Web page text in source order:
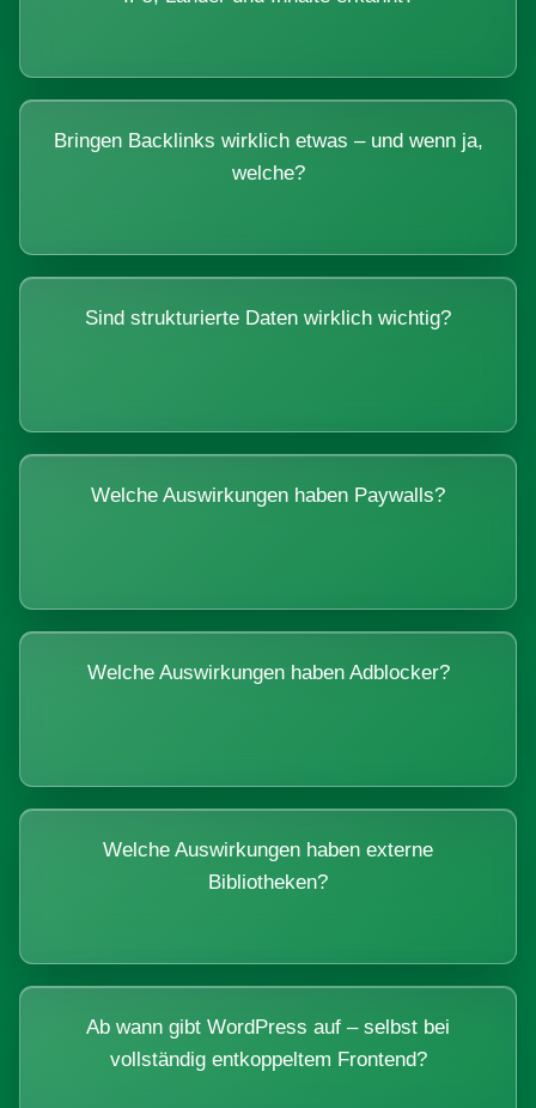
Bringen Backlinks wirklich etwas – und wenn ja,
welche?
Sind strukturierte Daten wirklich wichtig?
Welche Auswirkungen haben Paywalls?
Welche Auswirkungen haben Adblocker?
Welche Auswirkungen haben externe
Bibliotheken?
Ab wann gibt WordPress auf – selbst bei
vollständig entkoppeltem Frontend?